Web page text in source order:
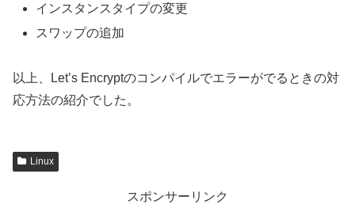
インスタンスタイプの変更
スワップの追加
以上、Let’s Encryptのコンパイルでエラーがでるときの対
応方法の紹介でした。
Linux
スポンサーリンク